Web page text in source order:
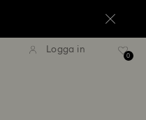
Fri frakt över 1 070
Logga in
0